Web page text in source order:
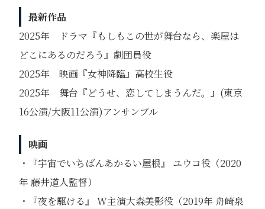
最新作品
2025年 ドラマ『もしもこの世が舞台なら、楽屋は
どこにあるのだろう』劇団員役
2025年 映画『女神降臨』高校生役
2025年 舞台『どうせ、恋してしまうんだ。』(東京
16公演/大阪11公演)アンサンブル
映画
・『宇宙でいちばんあかるい屋根』 ユウコ役（2020
年 藤井道⼈監督）
・『夜を駆ける』 W主演⼤森美影役（2019年 ⾈崎泉